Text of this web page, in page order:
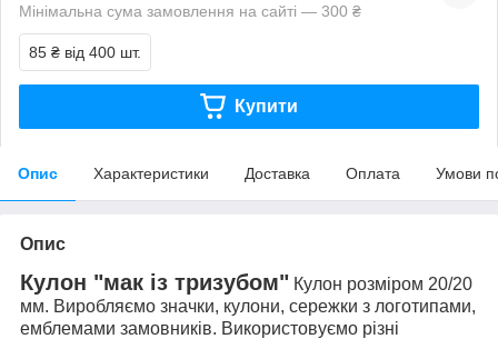
Мінімальна сума замовлення на сайті — 300 ₴
85 ₴ від 400 шт.
Купити
Опис Характеристики Доставка Оплата Умови
Опис
Кулон "мак із тризубом" Кулон розміром 20/20
мм. Виробляємо значки, кулони, сережки з логотипами,
емблемами замовників. Використовуємо різні